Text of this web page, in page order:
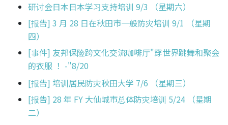
研讨会日本日本学习支持培训 9/3 （星期六）
[报告] 3 月 28 日在秋田市一般防灾培训 9/1 （星期
四）
[事件] 友邦保险跨文化交流咖啡厅"穿世界跳舞和聚会
的衣服 ！ -"8/20
[报告] 培训居民防灾秋田大学 7/6 （星期三）
[报告] 28 年 FY 大仙城市总体防灾培训 5/24 （星期
二）